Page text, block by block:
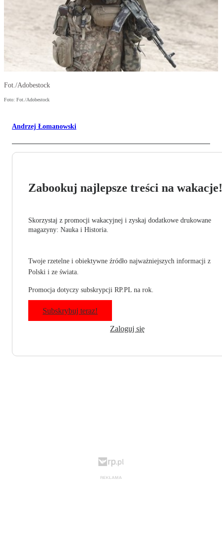
Fot./Adobestock
Foto: Fot./Adobestock
Andrzej Łomanowski
Zabookuj najlepsze treści na wakacje!
Skorzystaj z promocji wakacyjnej i zyskaj dodatkowe drukowane
magazyny: Nauka i Historia.
Twoje rzetelne i obiektywne źródło najważniejszych informacji z
Polski i ze świata.
Promocja dotyczy subskrypcji RP.PL na rok.
Subskrybuj teraz!
Zaloguj się